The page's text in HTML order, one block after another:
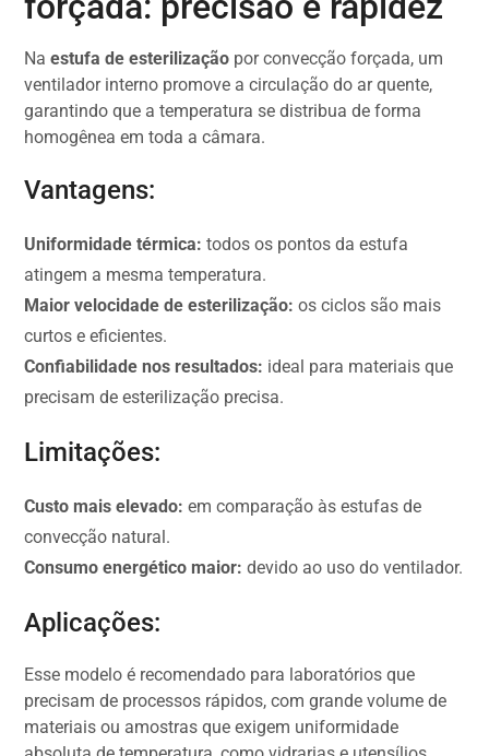
Naestufa de esterilização por convecção forçada, um
ventilador interno promove a circulação do ar quente,
garantindo que a temperatura se distribua de forma
homogênea em toda a câmara.
Vantagens:
Uniformidade térmica: todos os pontos da estufa
atingem a mesma temperatura.
Maior velocidade de esterilização: os ciclos são mais
curtos e eficientes.
Confiabilidade nos resultados: ideal para materiais que
precisam de esterilização precisa.
Limitações:
Custo mais elevado: em comparação às estufas de
convecção natural.
Consumo energético maior: devido ao uso do ventilador.
Aplicações:
Esse modelo é recomendado para laboratórios que
precisam de processos rápidos, com grande volume de
materiais ou amostras que exigem uniformidade